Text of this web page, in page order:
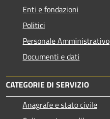
Enti e fondazioni
Politici
Personale Amministrativo
Documenti e dati
CATEGORIE DI SERVIZIO
Anagrafe e stato civile